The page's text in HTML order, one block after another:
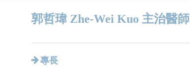
郭哲瑋 Zhe-Wei Kuo 主治醫師
專長